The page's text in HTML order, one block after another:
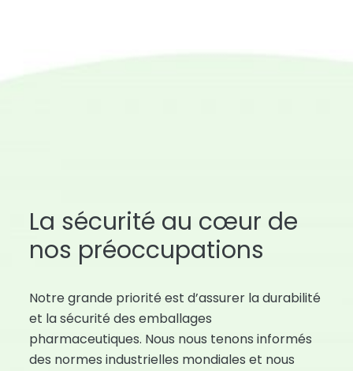
La sécurité au cœur de
nos préoccupations
Notre grande priorité est d’assurer la durabilité
et la sécurité des emballages
pharmaceutiques. Nous nous tenons informés
des normes industrielles mondiales et nous